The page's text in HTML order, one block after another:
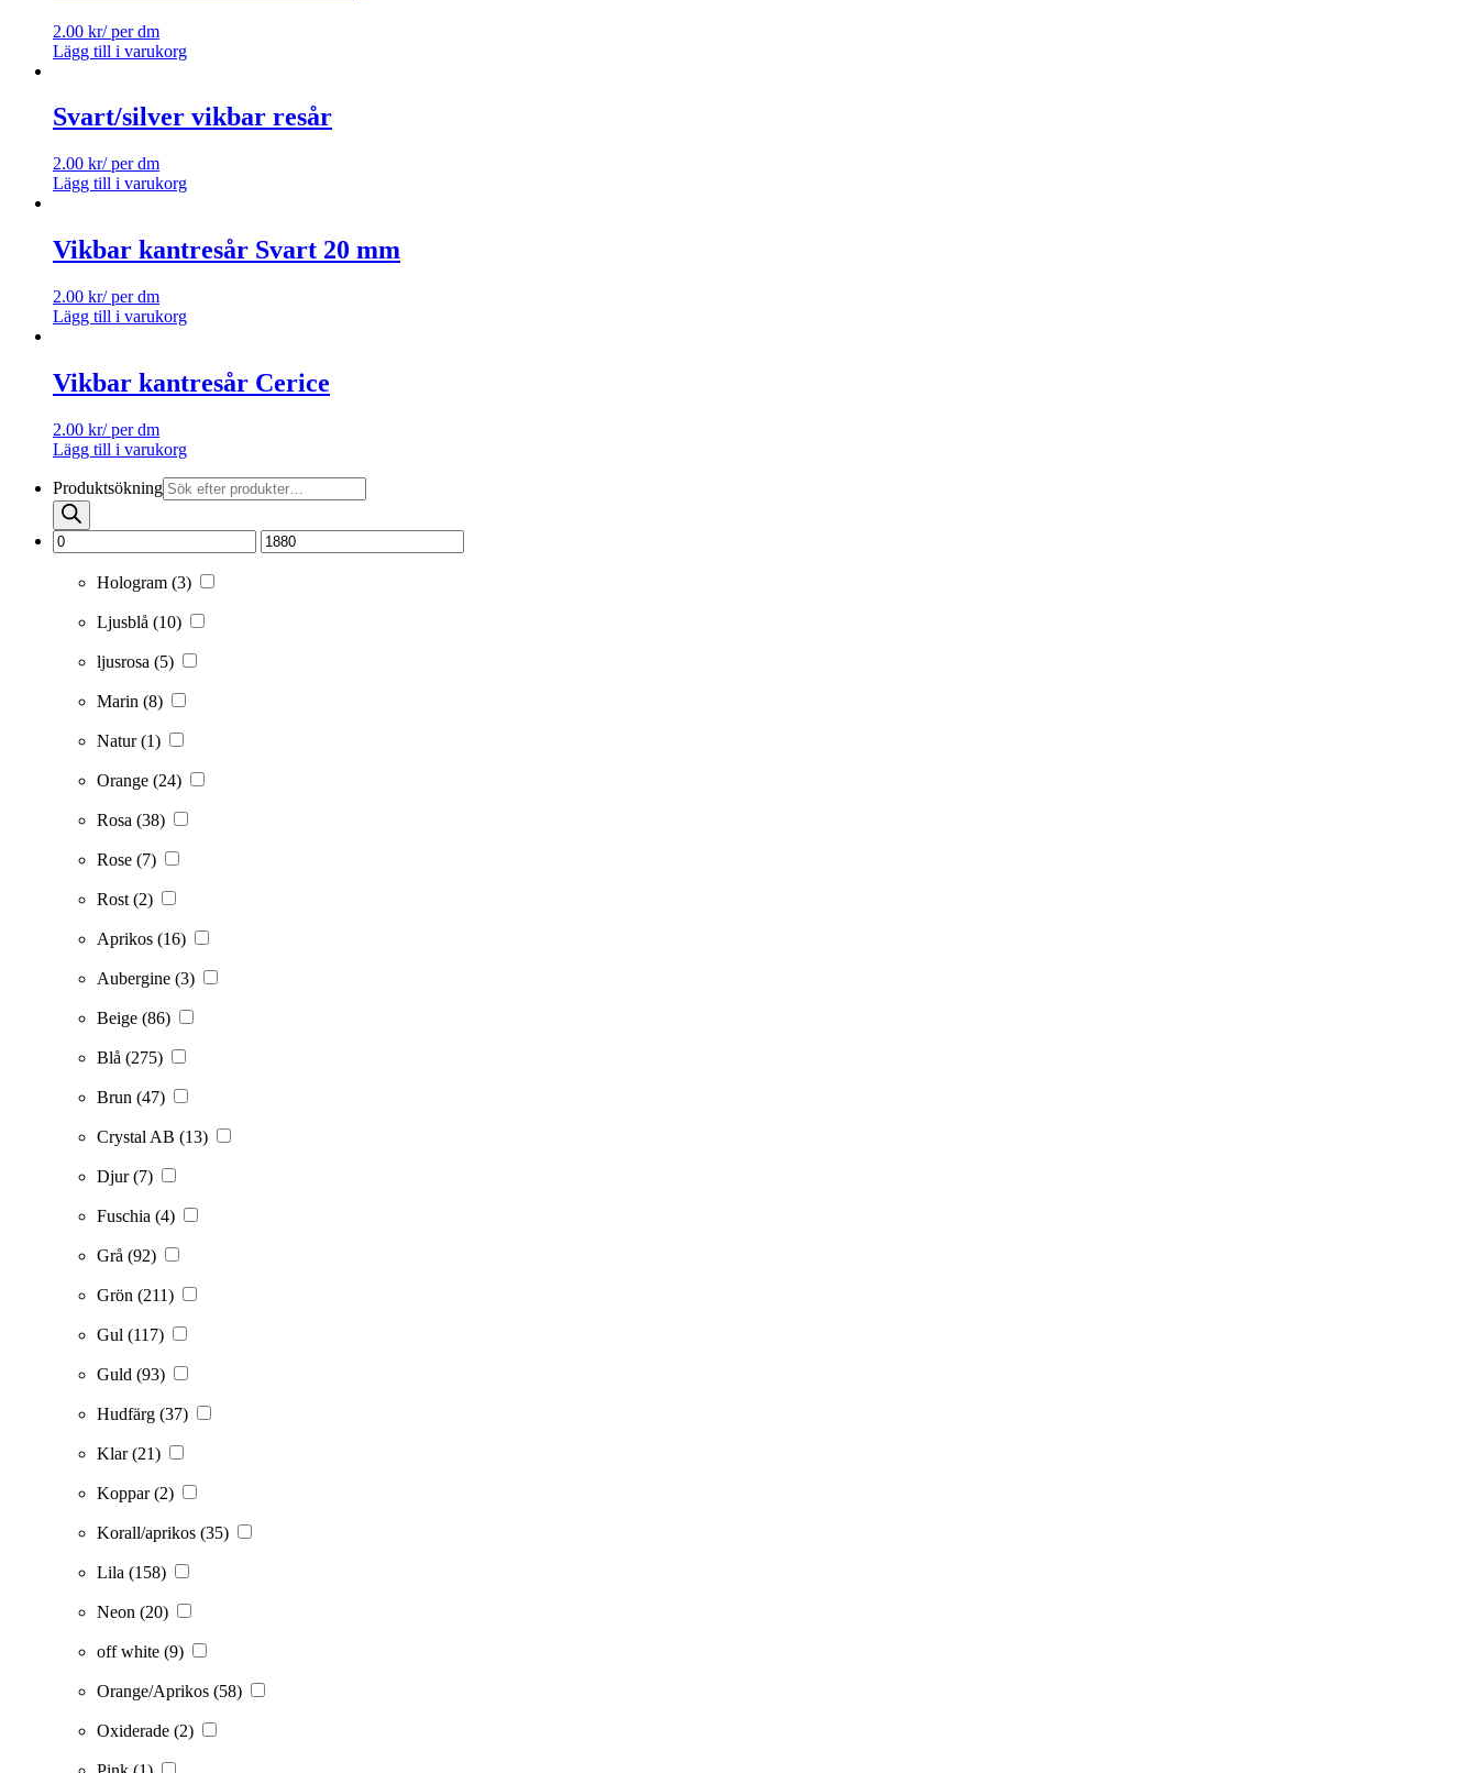
2.00 kr/ per dm
Lägg till i varukorg
Svart/silver vikbar resår
2.00 kr/ per dm
Lägg till i varukorg
Vikbar kantresår Svart 20 mm
2.00 kr/ per dm
Lägg till i varukorg
Vikbar kantresår Cerice
2.00 kr/ per dm
Lägg till i varukorg
Produktsökning
Hologram (3)
Ljusblå (10)
ljusrosa (5)
Marin (8)
Natur(1)
Orange (24)
Rosa (38)
Rose (7)
Rost (2)
Aprikos (16)
Aubergine (3)
Beige (86)
Blå (275)
Brun (47)
Crystal AB (13)
Djur(7)
Fuschia (4)
Grå (92)
Grön (211)
Gul (117)
Guld (93)
Hudfärg (37)
Klar(21)
Koppar(2)
Korall/aprikos (35)
Lila (158)
Neon (20)
off white (9)
Orange/Aprikos (58)
Oxiderade (2)